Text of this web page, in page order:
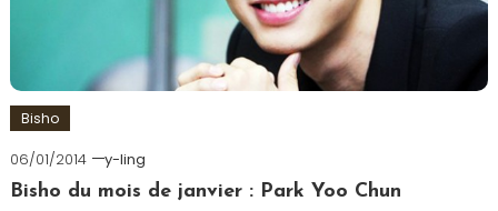
Bisho
06/01/2014
y-ling
Bisho du mois de janvier : Park Yoo Chun